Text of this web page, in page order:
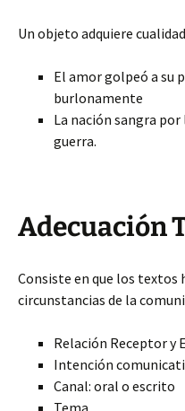
Un objeto adquiere
El amor golpeó a su
burlonamente
La nación sangra
guerra.
Adecuación
Consiste en que los textos
circunstancias de la
Relación Receptor y
Intención
Canal: oral o escrito
Tema